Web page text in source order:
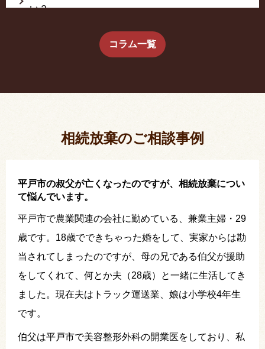
い？
生前に相続放棄すると約束した念書は有効か？
コラム一覧
相続放棄のご相談事例
平戸市の叔父が亡くなったのですが、相続放棄につい
て悩んでいます。
平戸市で農業関連の会社に勤めている、兼業主婦・29
歳です。18歳でできちゃった婚をして、実家からは勘
当されてしまったのですが、母の兄である伯父が援助
をしてくれて、何とか夫（28歳）と一緒に生活してき
ました。現在夫はトラック運送業、娘は小学校4年生
です。
伯父は平戸市で美容整形外科の開業医をしており、私